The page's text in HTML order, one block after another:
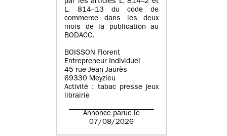
par les articles L. 814–2 et
L. 814–13 du code de
commerce dans les deux
mois de la publication au
BODACC.
BOISSON Florent
Entrepreneur Individuel
45 rue Jean Jaurès
69330 Meyzieu
Activité : tabac presse jeux
librairie
Annonce parue le
07/08/2026